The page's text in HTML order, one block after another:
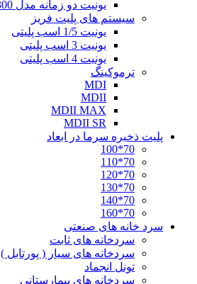
یونیت دو زمانه مدل TOS300
سیستم های پلیت فریز
یونیت 1/5 اسب پلیتی
یونیت 3 اسب پلیتی
یونیت 4 اسب پلیتی
ترموکینگ
MDI
MDII
MDII MAX
MDII SR
پلیت ذخیره سرما در ابعاد
70*100
70*110
70*120
70*130
70*140
70*160
سرد خانه های صنعتی
سردخانه های ثابت
سردخانه های سیار ( پورتابل )
تونل انجماد
سردخانه های بیمارستانی